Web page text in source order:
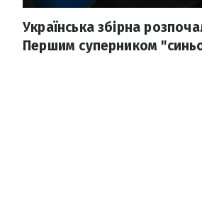
Українська збірна
Першим суперником